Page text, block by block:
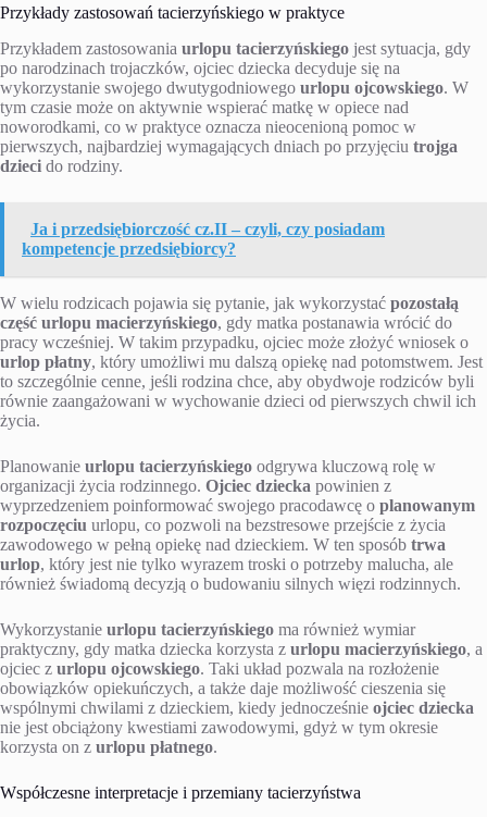
Przykłady zastosowań tacierzyńskiego w praktyce
Przykładem zastosowania urlopu tacierzyńskiego jest sytuacja, gdy
po narodzinach trojaczków, ojciec dziecka decyduje się na
wykorzystanie swojego dwutygodniowego urlopu ojcowskiego. W
tym czasie może on aktywnie wspierać matkę w opiece nad
noworodkami, co w praktyce oznacza nieocenioną pomoc w
pierwszych, najbardziej wymagających dniach po przyjęciu trojga
dzieci do rodziny.
Ja i przedsiębiorczość cz.II – czyli, czy posiadam
kompetencje przedsiębiorcy?
W wielu rodzicach pojawia się pytanie, jak wykorzystać pozostałą
część urlopu macierzyńskiego, gdy matka postanawia wrócić do
pracy wcześniej. W takim przypadku, ojciec może złożyć wniosek o
urlop płatny, który umożliwi mu dalszą opiekę nad potomstwem. Jest
to szczególnie cenne, jeśli rodzina chce, aby obydwoje rodziców byli
równie zaangażowani w wychowanie dzieci od pierwszych chwil ich
życia.
Planowanie urlopu tacierzyńskiego odgrywa kluczową rolę w
organizacji życia rodzinnego. Ojciec dziecka powinien z
wyprzedzeniem poinformować swojego pracodawcę o planowanym
rozpoczęciu urlopu, co pozwoli na bezstresowe przejście z życia
zawodowego w pełną opiekę nad dzieckiem. W ten sposób trwa
urlop, który jest nie tylko wyrazem troski o potrzeby malucha, ale
również świadomą decyzją o budowaniu silnych więzi rodzinnych.
Wykorzystanie urlopu tacierzyńskiego ma również wymiar
praktyczny, gdy matka dziecka korzysta z urlopu macierzyńskiego, a
ojciec z urlopu ojcowskiego. Taki układ pozwala na rozłożenie
obowiązków opiekuńczych, a także daje możliwość cieszenia się
wspólnymi chwilami z dzieckiem, kiedy jednocześnie ojciec dziecka
nie jest obciążony kwestiami zawodowymi, gdyż w tym okresie
korzysta on z urlopu płatnego.
Współczesne interpretacje i przemiany tacierzyństwa